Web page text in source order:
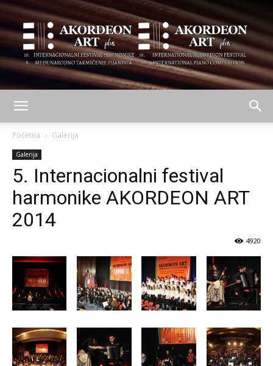
ART
Početna Galerija
Galerija
5. Internacionalni festival
harmonike AKORDEON ART
2014
4920